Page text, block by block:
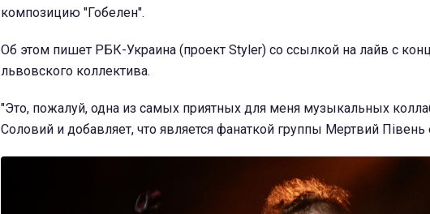
композицию "Гобелен".
Об этом пишет РБК-Украина (проект Styler) со ссылкой на лайв с
львовского коллектива.
"Это, пожалуй, одна из самых приятных для меня музыкальных
Соловий и добавляет, что является фанаткой группы Мертвий